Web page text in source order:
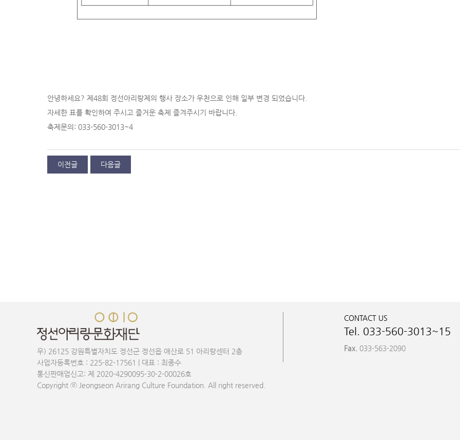
안녕하세요? 제48회 정선아리랑제의 행사 장소가 우천으로 인해 일부 변경 되었습니다.
자세한 표를 확인하여 주시고 즐거운 축제 즐겨주시기 바랍니다.
축제문의: 033-560-3013~4
이전글 다음글
CONTACT US
Tel. 033-560-3013~15
Fax. 033-563-2090
우) 26125 강원특별자치도 정선군 정선읍 애산로 51 아리랑센터 2층
사업자등록번호 : 225-82-17561 | 대표 : 최종수
통신판매업신고: 제 2020-4290095-30-2-00026호
Copyright ⓒ Jeongseon Arirang Culture Foundation. All right reserved.